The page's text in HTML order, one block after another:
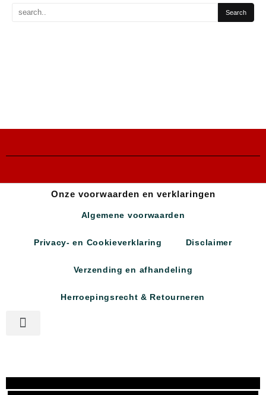
Onze voorwaarden en verklaringen
Algemene voorwaarden
Privacy- en Cookieverklaring Disclaimer
Verzending en afhandeling
Herroepingsrecht & Retourneren